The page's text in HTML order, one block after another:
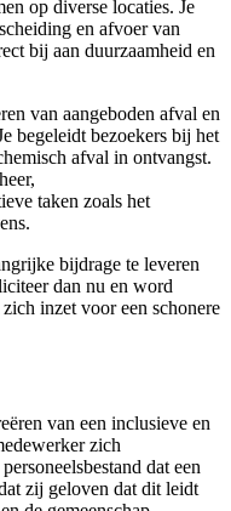
op diverse locaties. Je
en afvoer van
bij aan duurzaamheid en
van aangeboden afval en
begeleidt bezoekers bij het
afval in ontvangst.
taken zoals het
bijdrage te leveren
dan nu en word
inzet voor een schonere
van een inclusieve en
zich
dat een
zij geloven dat dit leidt